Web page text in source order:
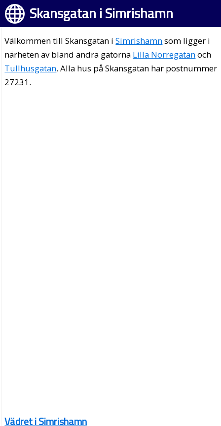
Skansgatan i Simrishamn
Välkommen till Skansgatan iSimrishamnsom ligger i
närheten av bland andra gatorna Lilla Norregatanoch
Tullhusgatan. Alla hus på Skansgatan har postnummer
27231.
Vädret i Simrishamn